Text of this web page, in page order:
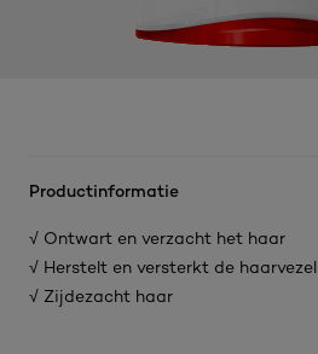
Productinformatie
√ Ontwart en verzacht het haar
√ Herstelt en versterkt de haarvezel
√ Zijdezacht haar